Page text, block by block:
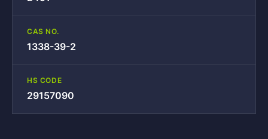
CAS NO.
1338-39-2
HS CODE
29157090